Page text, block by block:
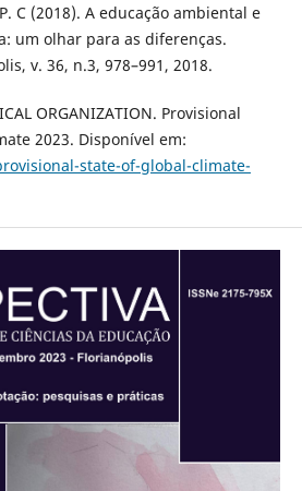
C (2018). A educação ambiental e
um olhar para as diferenças.
v. 36, n.3, 978–991, 2018.
ORGANIZATION. Provisional
2023. Disponível em:
state-of-global-climate-